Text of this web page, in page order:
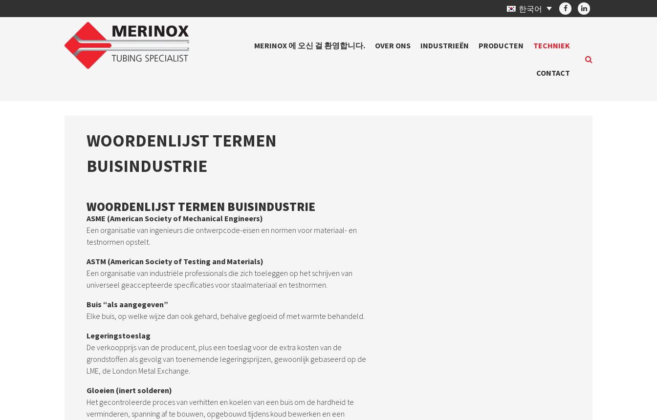
한국어
MERINOX 에 오신 걸 환영합니다. OVER ONS INDUSTRIEËN PRODUCTEN TECHNIEK
CONTACT
WOORDENLIJST TERMEN
BUISINDUSTRIE
WOORDENLIJST TERMEN BUISINDUSTRIE
ASME (American Society of Mechanical Engineers)
Een organisatie van ingenieurs die ontwerpcode-eisen en normen voor materiaal- en
testnormen opstelt.
ASTM (American Society of Testing and Materials)
Een organisatie van industriële professionals die zich toeleggen op het schrijven van
universeel geaccepteerde specificaties voor staalmateriaal en testnormen.
Buis “als aangegeven”
Elke buis, op welke wijze dan ook gehard, behalve gegloeid of met warmte behandeld.
Legeringstoeslag
De verkoopprijs van de producent, plus een toeslag voor de extra kosten van de
grondstoffen als gevolg van toenemende legeringsprijzen, gewoonlijk gebaseerd op de
LME, de London Metal Exchange.
Gloeien (inert solderen)
Het gecontroleerde proces van verhitten en koelen van een buis om de hardheid te
verminderen, spanning af te bouwen, opgebouwd tijdens koud bewerken en een